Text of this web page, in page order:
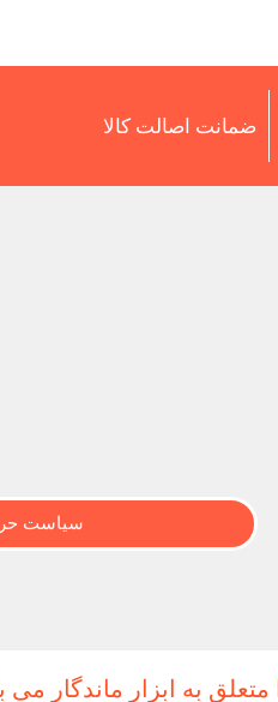
ضمانت اصالت کالا
سیاست
به ابزار ماندگار می